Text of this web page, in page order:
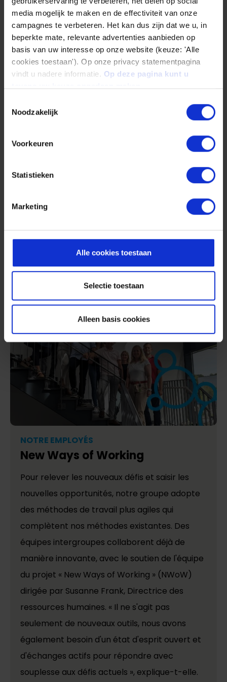
media mogelijk te maken en de effectiviteit van onze
campagnes te verbeteren. Het kan dus zijn dat we u, in
beperkte mate, relevante advertenties aanbieden op
basis van uw interesse op onze website (keuze: 'Alle
cookies toestaan'). Op onze privacy statementpagina
vindt u nadere informatie. Op deze pagina kunt u
Noodzakelijk
Voorkeuren
Statistieken
Marketing
Alle cookies toestaan
Selectie toestaan
Alleen basis cookies
à l’enveloppe extérieure pour assurer stabilité
et isolation.
« Nous établissons de nouvelles références en
matière de production de ballons tampons
efficace, respectueuse de l’environnement et
de haute qualité », déclare Raino Rieseler,
Tous ces projets et bien d'autres
encore sont également présentés
dans notre rapport d'impact sur le
développement durable 2024 de
NOTRE EMPLOYÉS
New Ways of Working
Pour relever les nouveaux défis et saisir les
nouvelles opportunités, notre groupe adopte
des méthodes de travail plus agiles qui
complètent nos méthodes existantes. Des
équipes intergroupes collaborent déjà de
manière innovante, avec le soutien de l'équipe
du projet « New Ways of Working » (NWoW)
dirigée par Susanne Frank, Directrice des
ressources humaines. « Il ne s'agit pas
seulement de nouveaux outils, nous avons
également besoin d'un état d'esprit ouvert et
d'échanges actifs pour répondre avec
souplesse aux défis actuels », explique-t-elle.